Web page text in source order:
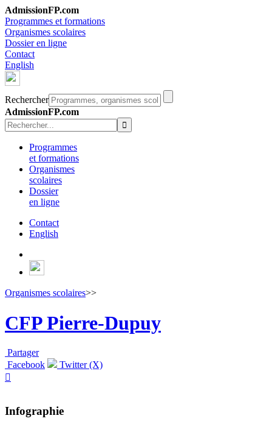
AdmissionFP.com
Programmes et formations
Organismes scolaires
Dossier en ligne
Contact
English
Rechercher
AdmissionFP.com
Programmes
et formations
Organismes
scolaires
Dossier
en ligne
Contact
English
Organismes scolaires>>
CFP Pierre-Dupuy
Partager
Facebook
Twitter (X)

Infographie